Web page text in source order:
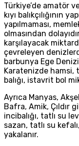
Türkiye’de amatör ve
kıyı balıkçılığının
yapılmaması,
olmasından
karşılayacak
çevreleyen
barbunya Ege
Karatenizde hamsi,
balığı, istavrit bol
Ayrıca Manyas,
Bafra, Amik, Çıldır
incibalığı, tatlı su
sazan, tatlı su
yakalanır.